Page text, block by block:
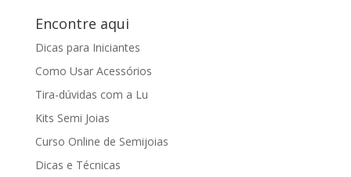
Encontre aqui
Dicas para Iniciantes
Como Usar Acessórios
Tira-dúvidas com a Lu
Kits Semi Joias
Curso Online de Semijoias
Dicas e Técnicas